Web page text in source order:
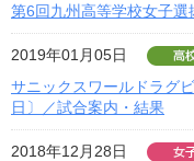
第6回九州高等学校女子
2019年01月05日
サニックスワールドラグ
日〕／試合案内・結果
2018年12月28日